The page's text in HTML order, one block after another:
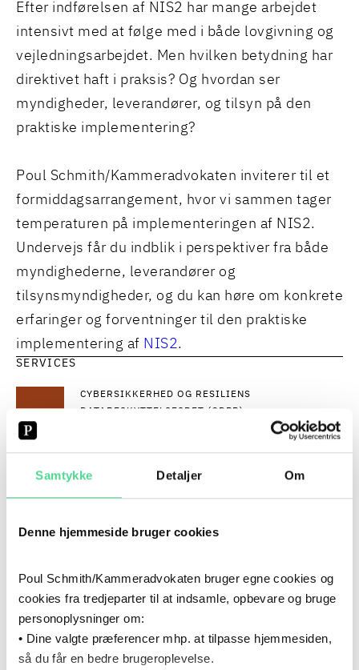
Samtykke Detaljer Om
Denne hjemmeside bruger cookies
Poul Schmith/Kammeradvokaten bruger egne cookies og
cookies fra tredjeparter til at indsamle, opbevare og bruge
personoplysninger om:
• Dine valgte præferencer mhp. at tilpasse hjemmesiden,
så du får en bedre brugeroplevelse.
Efter indførelsen af NIS2 har mange arbejdet
intensivt med at følge med i både lovgivning og
vejledningsarbejdet. Men hvilken betydning har
direktivet haft i praksis? Og hvordan ser
myndigheder, leverandører, og tilsyn på den
praktiske implementering?
Poul Schmith/Kammeradvokaten inviterer til et
formiddagsarrangement, hvor vi sammen tager
temperaturen på implementeringen af NIS2.
Undervejs får du indblik i perspektiver fra både
myndighederne, leverandører og
tilsynsmyndigheder, og du kan høre om konkrete
erfaringer og forventninger til den praktiske
implementering af NIS2.
SERVICES
CYBERSIKKERHED OG RESILIENS
DATABESKYTTELSESRET (GDPR)
PROGRAM
Kl. 09.00: Ankomst og kaffe
Kl. 09.30-12.00: Oplæg
Status på regler og vejledninger: Hvordan er NIS2-
direktivet blevet implementeret i Danmark, og
hvilke praktiske vejledninger m.v. har Styrelsen for
Samfundssikkerhed udstedt?
v/ Morten Rosted Vang, Styrelsen for